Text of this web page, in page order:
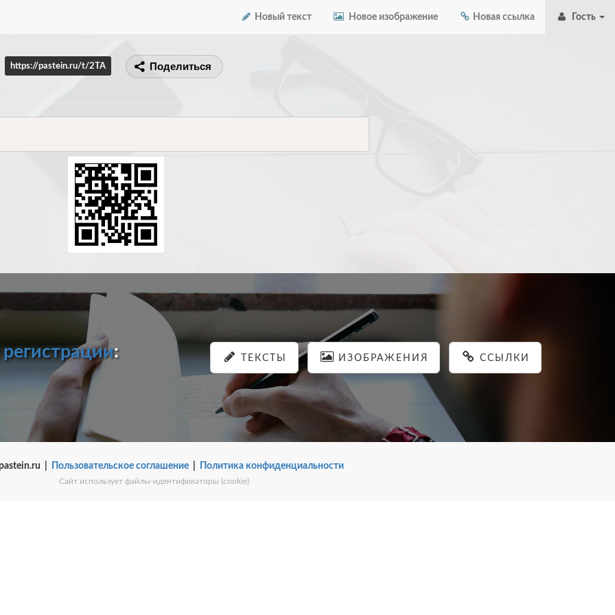
Новый текст Новое изображение Новая ссылка Гость
https://pastein.ru/t/2TA Поделиться
регистрации: ТЕКСТЫ ИЗОБРАЖЕНИЯ ССЫЛКИ
| Пользовательское соглашение| Политика конфиденциальности
Сайт использует файлы-идентификаторы (cookie)